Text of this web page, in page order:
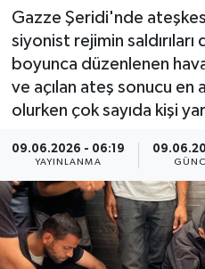
Gazze Şeridi'nde
siyonist rejimin
boyunca düzenlenen hava
ve açılan ateş sonucu en
olurken çok sayıda kişi
09.06.2026 - 06:19
YAYINLANMA
Resmi İlanlar
Sağlık
Si̇yaset
Spor
Yaşam
Anali̇z
Tüm Manşetler
Son Dakika Haberleri
Haber Arşivi